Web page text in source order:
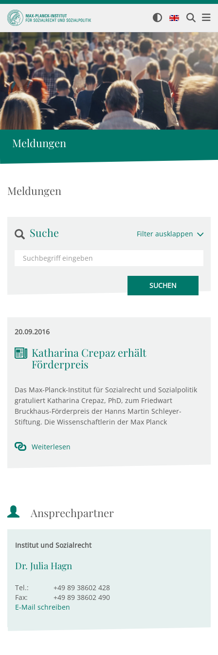
Meldungen
Meldungen
Suche Filter ausklappen
20.09.2016
Katharina Crepaz erhält
Förderpreis
Das Max-Planck-Institut für Sozialrecht und Sozialpolitik
gratuliert Katharina Crepaz, PhD, zum Friedwart
Bruckhaus-Förderpreis der Hanns Martin Schleyer-
Stiftung. Die Wissenschaftlerin der Max Planck
Weiterlesen
Ansprechpartner
Institut und Sozialrecht
Dr. Julia Hagn
Tel.:
+49 89 38602 428
Fax:
+49 89 38602 490
E-Mail schreiben